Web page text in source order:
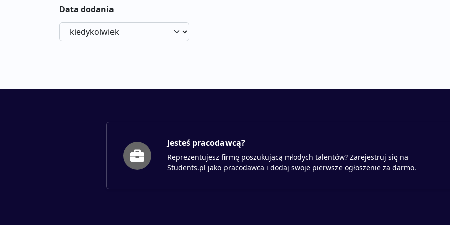
Data dodania
Jesteś pracodawcą?
Reprezentujesz firmę poszukującą młodych talentów? Zarejestruj się na
Students.pl jako pracodawca i dodaj swoje pierwsze ogłoszenie za darmo.